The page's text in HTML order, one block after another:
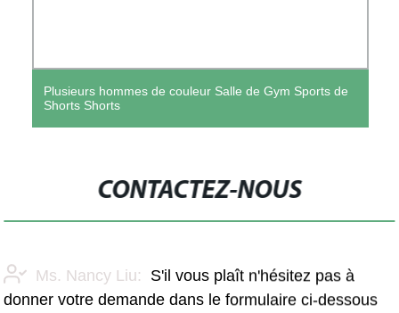
Plusieurs hommes de couleur Salle de Gym Sports de
Shorts Shorts
CONTACTEZ-NOUS
Ms. Nancy Liu:
S'il vous plaît n'hésitez pas à
donner votre demande dans le formulaire ci-dessous